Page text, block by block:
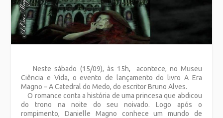
Neste sábado (15/09), às 15h, acontece, no Museu
Ciência e Vida, o evento de lançamento do livro A Era
Magno – A Catedral do Medo, do escritor Bruno Alves.
O romance conta a história de uma princesa que abdicou
do trono na noite do seu noivado. Logo após o
rompimento, Danielle Magno conhece um mundo de